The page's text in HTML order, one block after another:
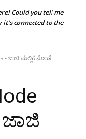
Could you tell me
connected to the